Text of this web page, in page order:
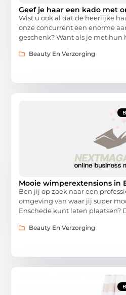
Geef je haar een kado met
Wist u ook al dat de heerlijke
onze concurrent een enorme
geschenk? Want als je met hun
Beauty En Verzorging
Mooie wimperextensions in
Ben jij op zoek naar een
omgeving van waar jij super
Enschede kunt laten plaatsen?
Beauty En Verzorging